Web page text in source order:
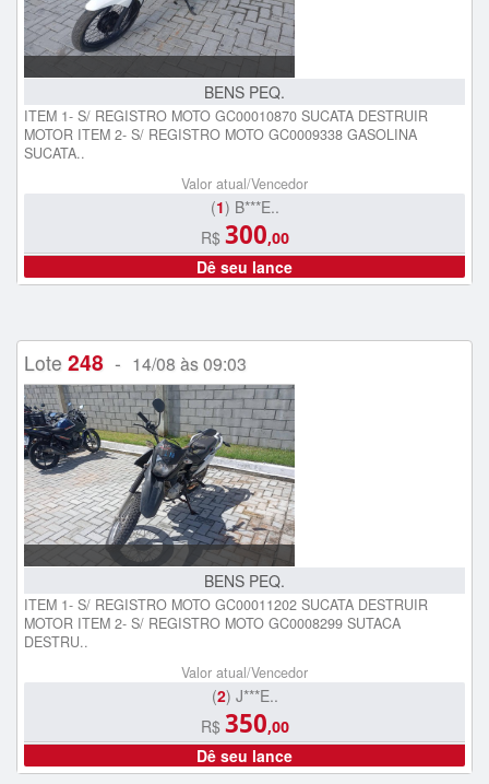
BENS PEQ.
ITEM 1- S/ REGISTRO MOTO GC00010870 SUCATA DESTRUIR
MOTOR ITEM 2- S/ REGISTRO MOTO GC0009338 GASOLINA
SUCATA..
Valor atual/Vencedor
(1) B***E..
R$ 300,00
Dê seu lance
Lote 248 - 14/08 às 09:03
BENS PEQ.
ITEM 1- S/ REGISTRO MOTO GC00011202 SUCATA DESTRUIR
MOTOR ITEM 2- S/ REGISTRO MOTO GC0008299 SUTACA
DESTRU..
Valor atual/Vencedor
(2) J***E..
R$ 350,00
Dê seu lance